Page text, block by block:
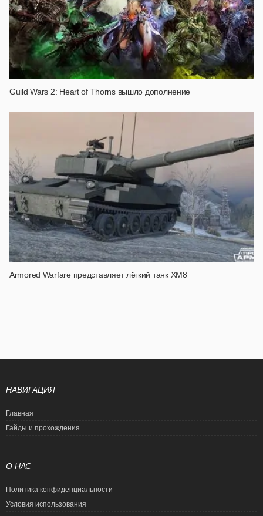
Guild Wars 2: Heart of Thorns вышло дополнение
Armored Warfare представляет лёгкий танк XM8
НАВИГАЦИЯ
Главная
Гайды и прохождения
О НАС
Политика конфиденциальности
Условия использования